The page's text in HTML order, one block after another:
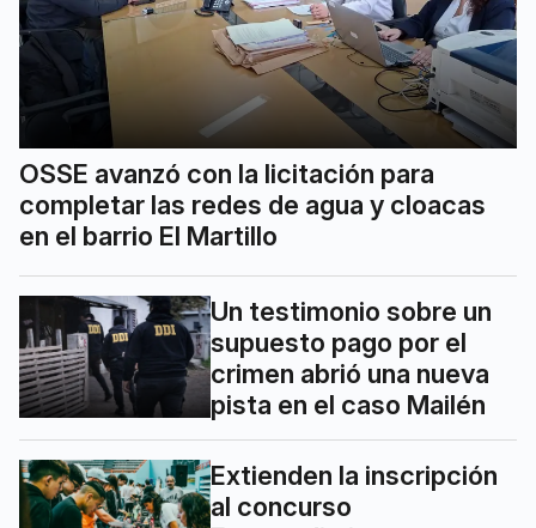
OSSE avanzó con la licitación para
completar las redes de agua y cloacas
en el barrio El Martillo
Un testimonio sobre un
supuesto pago por el
crimen abrió una nueva
pista en el caso Mailén
Extienden la inscripción
al concurso